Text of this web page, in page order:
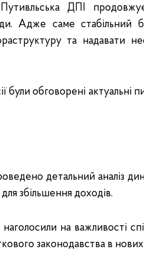
ДПІ
Адже саме стабільний
та надавати
були обговорені актуальні
детальний аналіз
збільшення доходів.
на важливості
законодавства в